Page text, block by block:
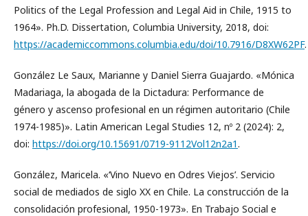
Politics of the Legal Profession and Legal Aid in Chile, 1915 to
1964». Ph.D. Dissertation, Columbia University, 2018, doi:
https://academiccommons.columbia.edu/doi/10.7916/D8XW62PF.
González Le Saux, Marianne y Daniel Sierra Guajardo. «Mónica
Madariaga, la abogada de la Dictadura: Performance de
género y ascenso profesional en un régimen autoritario (Chile
1974-1985)». Latin American Legal Studies 12, nº 2 (2024): 2,
doi: https://doi.org/10.15691/0719-9112Vol12n2a1.
González, Maricela. «‘Vino Nuevo en Odres Viejos’. Servicio
social de mediados de siglo XX en Chile. La construcción de la
consolidación profesional, 1950-1973». En Trabajo Social e